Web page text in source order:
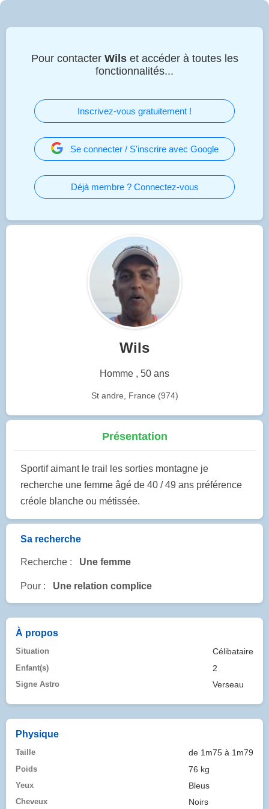
Pour contacter Wilset accéder à toutes les
fonctionnalités...
Inscrivez-vous gratuitement !
Se connecter / S'inscrire avec Google
Déjà membre ? Connectez-vous
Wils
Homme , 50 ans
St andre, France (974)
Présentation
Sportif aimant le trail les sorties montagne je
recherche une femme âgé de 40 / 49 ans préférence
créole blanche ou métissée.
Sa recherche
Recherche : Une femme
Pour : Une relation complice
À propos
Situation Célibataire
Enfant(s) 2
Signe Astro Verseau
Physique
Taille de 1m75 à 1m79
Poids 76 kg
Yeux Bleus
Cheveux Noirs